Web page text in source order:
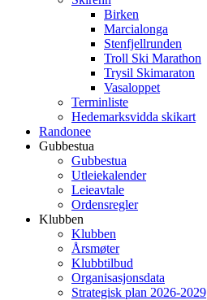
Birken
Marcialonga
Stenfjellrunden
Troll Ski Marathon
Trysil Skimaraton
Vasaloppet
Terminliste
Hedemarksvidda skikart
Randonee
Gubbestua
Gubbestua
Utleiekalender
Leieavtale
Ordensregler
Klubben
Klubben
Årsmøter
Klubbtilbud
Organisasjonsdata
Strategisk plan 2026-2029